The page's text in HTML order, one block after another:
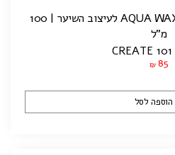
Create 101 | אקווה ווקס AQUA WAX לעיצוב השיער | 100
מ"ל
₪ 85
הוספה לסל